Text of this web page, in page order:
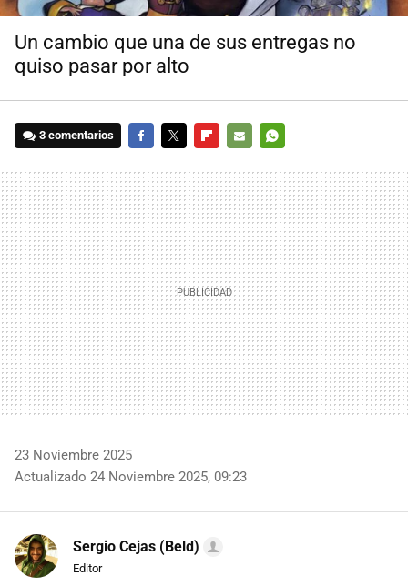
Un cambio que una de sus entregas no
quiso pasar por alto
3 comentarios
MAIL
23 Noviembre 2025
Actualizado 24 Noviembre 2025, 09:23
Sergio Cejas (Beld)
Editor